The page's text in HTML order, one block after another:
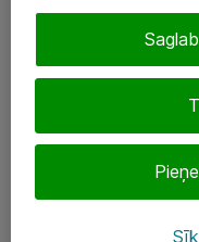
+(371) 67 81 90 50
eShop@atea.lv